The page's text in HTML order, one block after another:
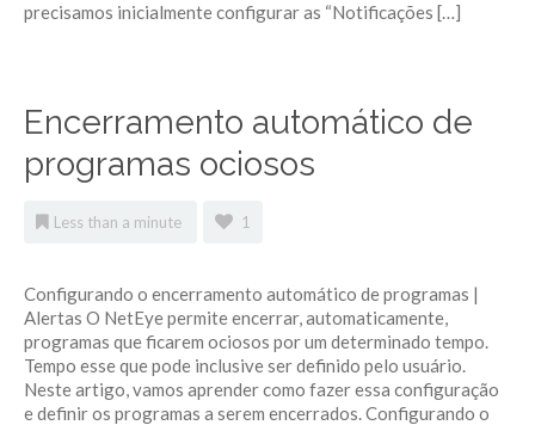
precisamos inicialmente configurar as “Notificações […]
Encerramento automático de
programas ociosos
Less than a minute 1
Configurando o encerramento automático de programas |
Alertas O NetEye permite encerrar, automaticamente,
programas que ficarem ociosos por um determinado tempo.
Tempo esse que pode inclusive ser definido pelo usuário.
Neste artigo, vamos aprender como fazer essa configuração
e definir os programas a serem encerrados. Configurando o